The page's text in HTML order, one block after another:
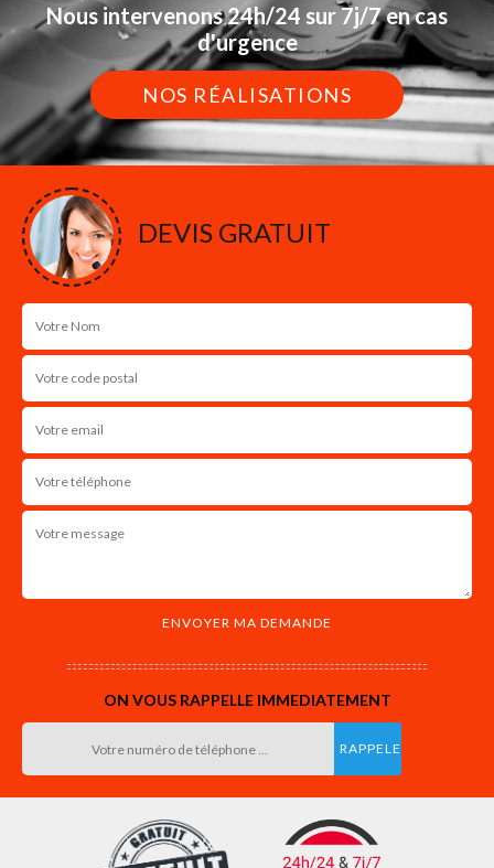
Nous intervenons 24h/24 sur 7j/7 en cas
d'urgence
NOS RÉALISATIONS
DEVIS GRATUIT
ON VOUS RAPPELLE IMMEDIATEMENT